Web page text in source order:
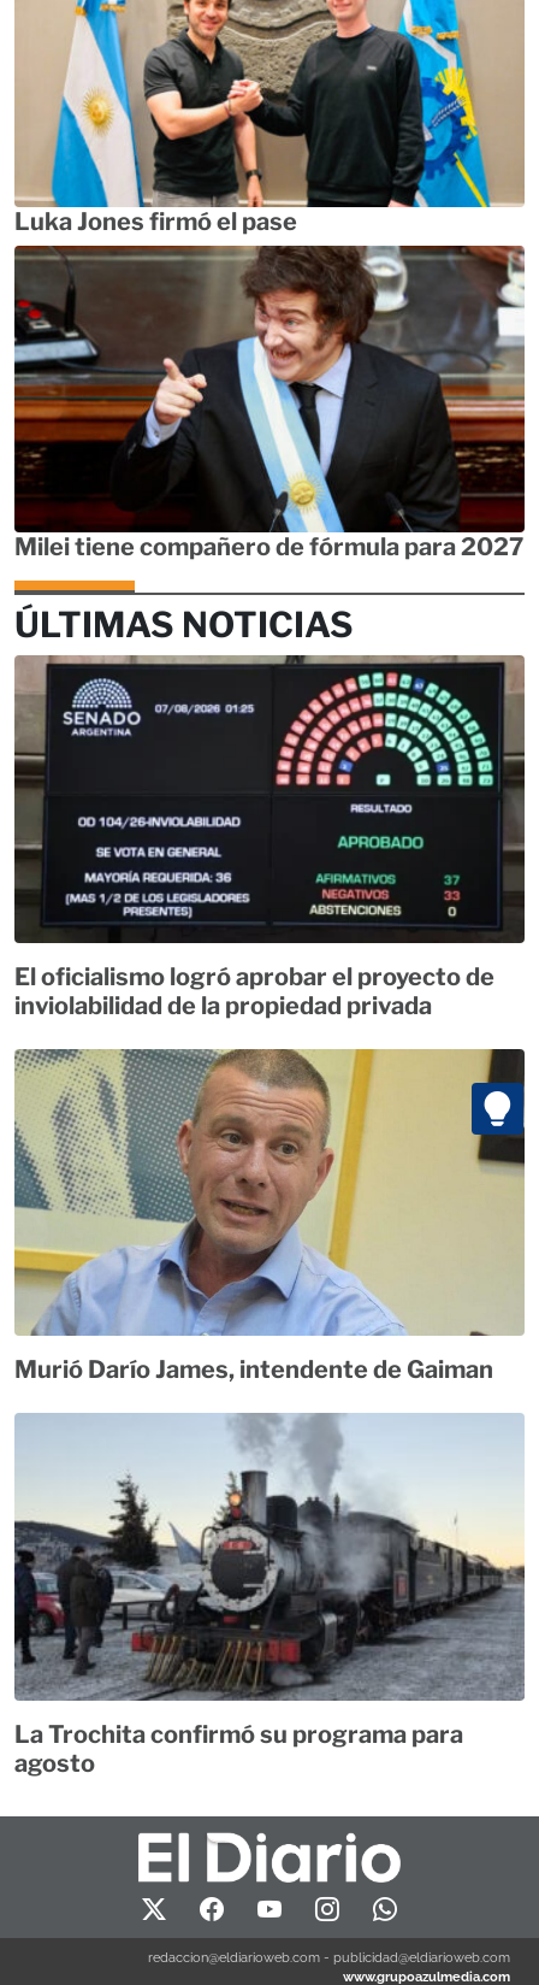
Luka Jones firmó el pase
Milei tiene compañero de fórmula para 2027
ÚLTIMAS NOTICIAS
El oficialismo logró aprobar el proyecto de
inviolabilidad de la propiedad privada
Murió Darío James, intendente de Gaiman
La Trochita confirmó su programa para
agosto
redaccion@eldiarioweb.com - publicidad@eldiarioweb.com
www.grupoazulmedia.com